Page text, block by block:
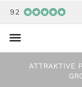
9.2
ATTRAKTIVE